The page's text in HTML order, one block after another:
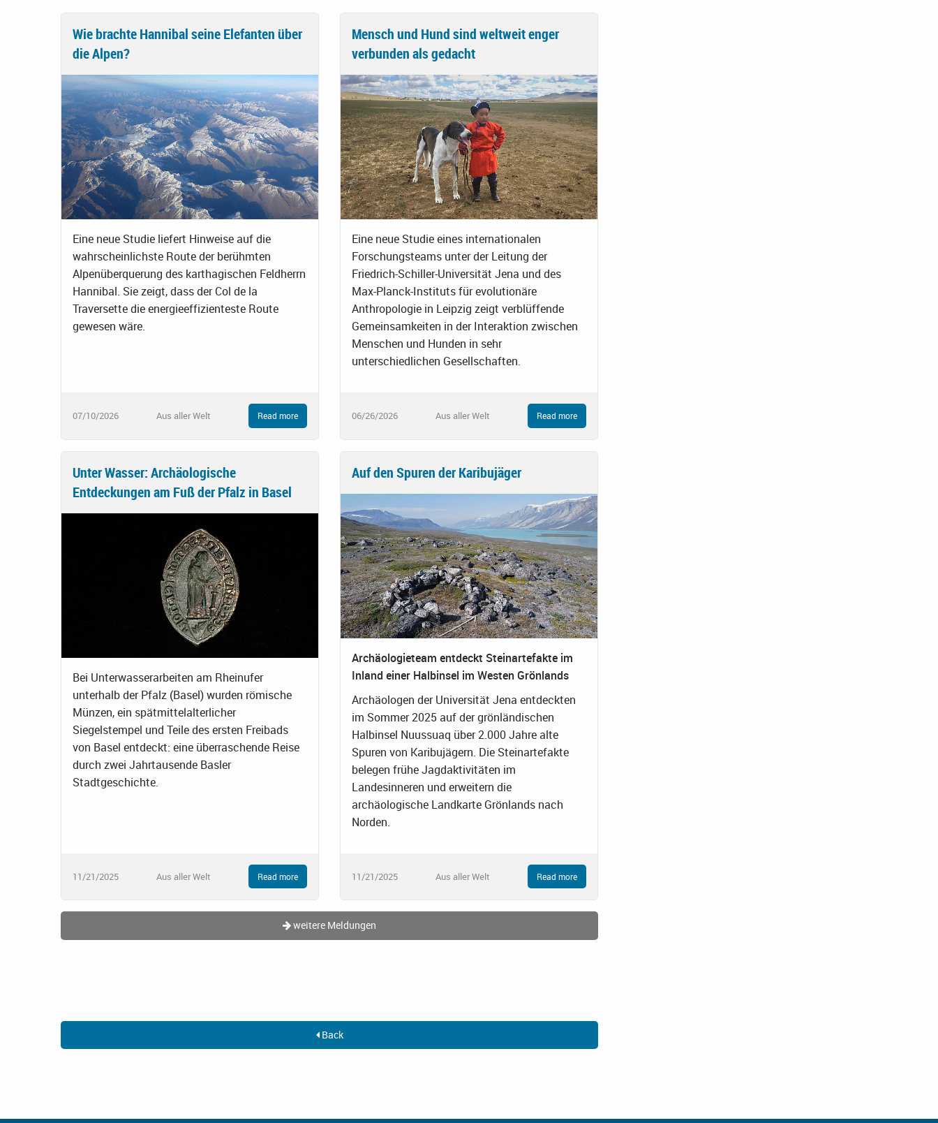
Wie brachte Hannibal seine Elefanten über
die Alpen?
Eine neue Studie liefert Hinweise auf die
wahrscheinlichste Route der berühmten
Alpenüberquerung des karthagischen Feldherrn
Hannibal. Sie zeigt, dass der Col de la
Traversette die energieeffizienteste Route
gewesen wäre.
07/10/2026 Aus aller Welt Read more
Mensch und Hund sind weltweit enger
verbunden als gedacht
Eine neue Studie eines internationalen
Forschungsteams unter der Leitung der
Friedrich-Schiller-Universität Jena und des
Max-Planck-Instituts für evolutionäre
Anthropologie in Leipzig zeigt verblüffende
Gemeinsamkeiten in der Interaktion zwischen
Menschen und Hunden in sehr
unterschiedlichen Gesellschaften.
06/26/2026 Aus aller Welt Read more
Unter Wasser: Archäologische
Entdeckungen am Fuß der Pfalz in Basel
Bei Unterwasserarbeiten am Rheinufer
unterhalb der Pfalz (Basel) wurden römische
Münzen, ein spätmittelalterlicher
Siegelstempel und Teile des ersten Freibads
von Basel entdeckt: eine überraschende Reise
durch zwei Jahrtausende Basler
Stadtgeschichte.
11/21/2025 Aus aller Welt Read more
Auf den Spuren der Karibujäger
Archäologieteam entdeckt Steinartefakte im
Inland einer Halbinsel im Westen Grönlands
Archäologen der Universität Jena entdeckten
im Sommer 2025 auf der grönländischen
Halbinsel Nuussuaq über 2.000 Jahre alte
Spuren von Karibujägern. Die Steinartefakte
belegen frühe Jagdaktivitäten im
Landesinneren und erweitern die
archäologische Landkarte Grönlands nach
Norden.
11/21/2025 Aus aller Welt Read more
weitere Meldungen
Back